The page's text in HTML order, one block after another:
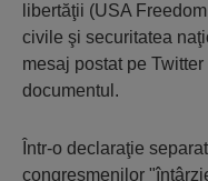
libertăţii (USA
civile şi securitatea
mesaj postat pe
documentul.
Într-o declaraţie
congresmenilor